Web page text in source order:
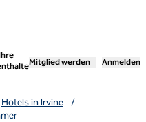
,öffnet neue
Mitglied werden Anmelden
Hotels in Irvine
/